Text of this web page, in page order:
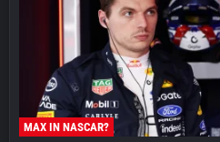
MAX IN NASCAR?